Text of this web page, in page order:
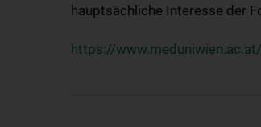
hauptsächliche Interesse der
https://